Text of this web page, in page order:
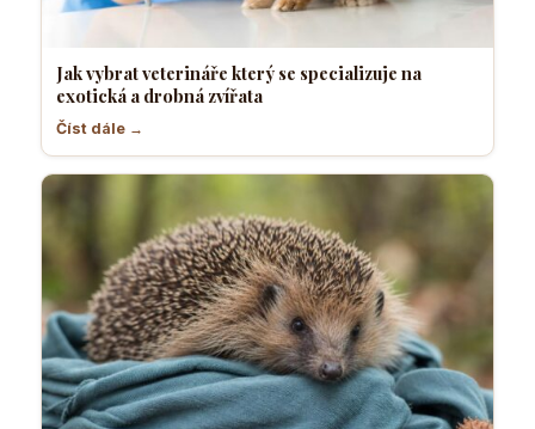
Jak vybrat veterináře který se specializuje na
exotická a drobná zvířata
Číst dále →